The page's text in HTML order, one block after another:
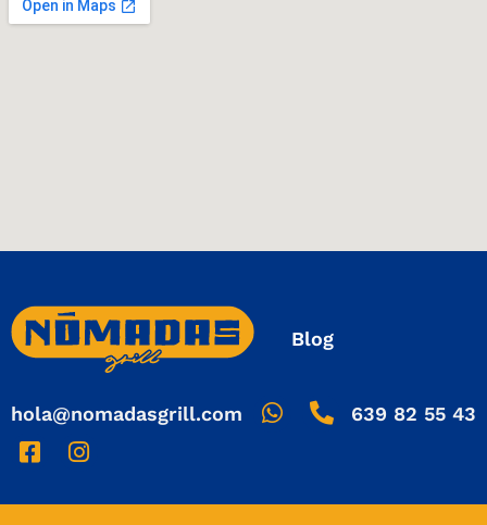
Blog
hola@nomadasgrill.com 639 82 55 43